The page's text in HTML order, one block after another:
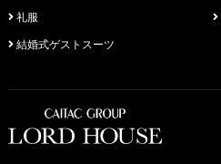
礼服
結婚式ゲストスーツ